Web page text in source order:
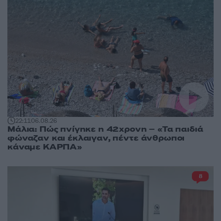
22:1106.08.26
Μάλια: Πώς πνίγηκε η 42χρονη – «Τα παιδιά
φώναζαν και έκλαιγαν, πέντε άνθρωποι
κάναμε ΚΑΡΠΑ»
8